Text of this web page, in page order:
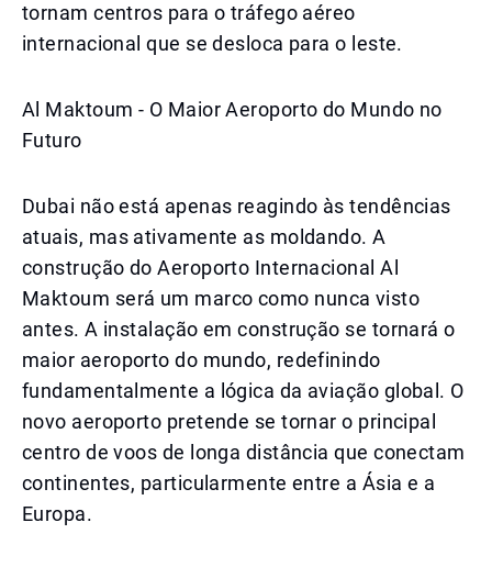
tornam centros para o tráfego aéreo
internacional que se desloca para o leste.
Al Maktoum - O Maior Aeroporto do Mundo no
Futuro
Dubai não está apenas reagindo às tendências
atuais, mas ativamente as moldando. A
construção do Aeroporto Internacional Al
Maktoum será um marco como nunca visto
antes. A instalação em construção se tornará o
maior aeroporto do mundo, redefinindo
fundamentalmente a lógica da aviação global. O
novo aeroporto pretende se tornar o principal
centro de voos de longa distância que conectam
continentes, particularmente entre a Ásia e a
Europa.